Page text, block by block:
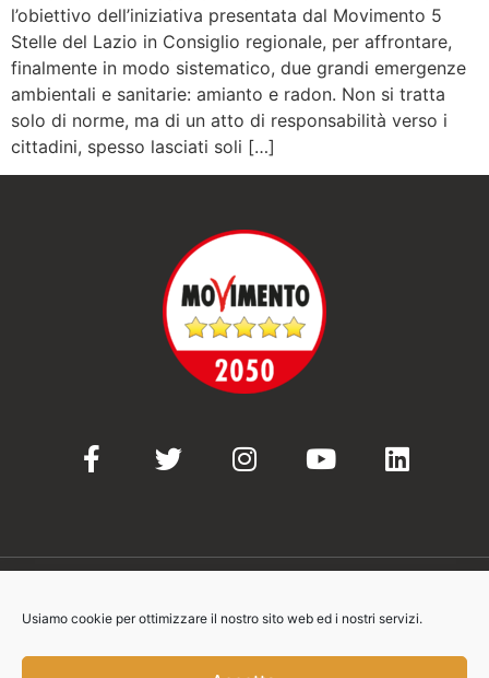
Usiamo cookie per ottimizzare il nostro sito web ed i nostri servizi.
l’obiettivo dell’iniziativa presentata dal Movimento 5
Stelle del Lazio in Consiglio regionale, per affrontare,
finalmente in modo sistematico, due grandi emergenze
ambientali e sanitarie: amianto e radon. Non si tratta
solo di norme, ma di un atto di responsabilità verso i
cittadini, spesso lasciati soli […]